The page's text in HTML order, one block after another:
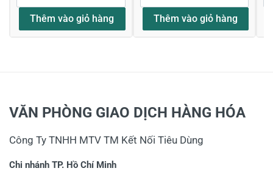
Viết nhận xét của bạn vào bên dưới *
Thêm vào giỏ hàng Thêm vào giỏ hàng
VĂN PHÒNG GIAO DỊCH HÀNG HÓA
Công Ty TNHH MTV TM Kết Nối Tiêu Dùng
Chi nhánh TP. Hồ Chí Minh